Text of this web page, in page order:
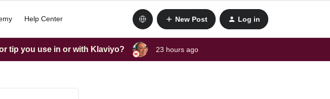
Help Center New Post Log in
tip you use in or with Klaviyo? 23 hours ago